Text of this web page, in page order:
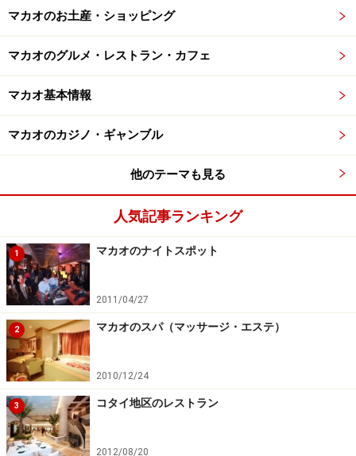
マカオのお土産・ショッピング
マカオのグルメ・レストラン・カフェ
マカオ基本情報
マカオのカジノ・ギャンブル
他のテーマも見る
人気記事ランキング
1 マカオのナイトスポット
2011/04/27
2 マカオのスパ（マッサージ・エステ）
2010/12/24
3 コタイ地区のレストラン
2012/08/20